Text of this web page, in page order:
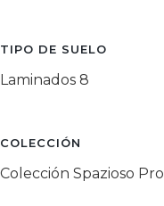
TIPO DE SUELO
Laminados 8
COLECCIÓN
Colección Spazioso Pro